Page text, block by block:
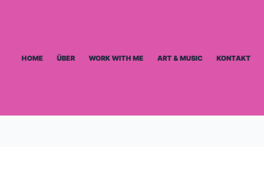
HOME ÜBER WORK WITH ME ART & MUSIC KONTAKT